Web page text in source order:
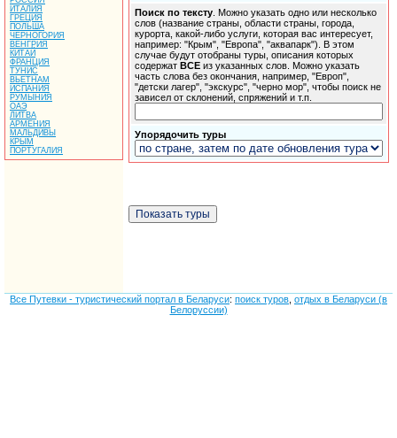
ИТАЛИЯ
ГРЕЦИЯ
ПОЛЬША
ЧЕРНОГОРИЯ
ВЕНГРИЯ
КИТАЙ
ФРАНЦИЯ
ТУНИС
ВЬЕТНАМ
ИСПАНИЯ
РУМЫНИЯ
ОАЭ
ЛИТВА
АРМЕНИЯ
МАЛЬДИВЫ
КРЫМ
ПОРТУГАЛИЯ
Поиск по тексту . Можно указать одно или несколько
слов (название страны, области страны, города,
курорта, какой-либо услуги, которая вас интересует,
например: "Крым", "Европа", "аквапарк"). В этом
случае будут отобраны туры, описания которых
содержат ВСЕ из указанных слов. Можно указать
часть слова без окончания, например, "Европ",
"детски лагер", "экскурс", "черно мор", чтобы поиск не
зависел от склонений, спряжений и т.п.
Упорядочить туры
Все Путевки - туристический портал в Беларуси: поиск туров отдых в Беларуси (в
Белоруссии)